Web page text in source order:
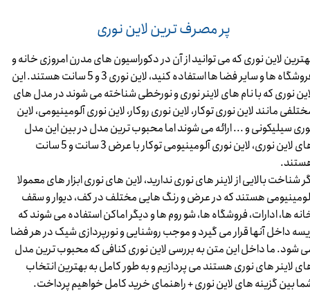
​​​​​​​ پر مصرف ترین لاین نوری
لاین نوری که می توانید از آن در دکوراسیون های مدرن امروزی خانه و
فروشگاه ها و سایر فضا ها استفاده کنید، لاین نوری 3 و 5 سانت هستند. این
نوری که با نام های لاینر نوری و نورخطی شناخته می شوند در مدل های
مانند لاین نوری توکار، لاین نوری روکار، لاین نوری آلومینیومی، لاین
سیلیکونی و ... ارائه می شوند اما محبوب ترین مدل در بین این مدل
های لاین نوری، لاین نوری آلومینیومی توکار با عرض 3 سانت و 5 سانت
شناخت بالایی از لاینر های نوری ندارید، لاین های نوری ابزار های معمولا
هستند که در عرض و رنگ هایی مختلف در کف، دیوار و سقف
ها، ادارات، فروشگاه ها، شو روم ها و دیگر اماکن استفاده می شوند که
داخل آنها قرار می گیرد و موجب روشنایی و نورپردازی شیک در هر فضا
شود. ما داخل این متن به بررسی لاین نوری کنافی که محبوب ترین مدل
لاینر های نوری هستند می پردازیم و به طور کامل به بهترین انتخاب
بین گزینه های لاین نوری + راهنمای خرید کامل خواهیم پرداخت.